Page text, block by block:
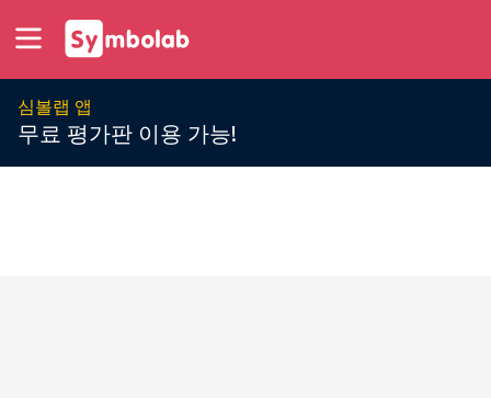
심볼랩 앱
무료 평가판 이용 가능!